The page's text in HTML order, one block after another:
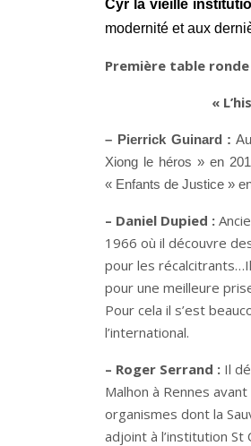
Cyr la vieille
modernité et aux
Première table ronde
«
– Pierrick Guinard :
Xiong le héros » en
« Enfants de Justice »
– Daniel Dupied :
1966 où il découvre
pour les
pour une meilleure
Pour cela il s’est
l’international.
– Roger Serrand : Il
Malhon à Rennes
organismes dont la
adjoint à l’institution